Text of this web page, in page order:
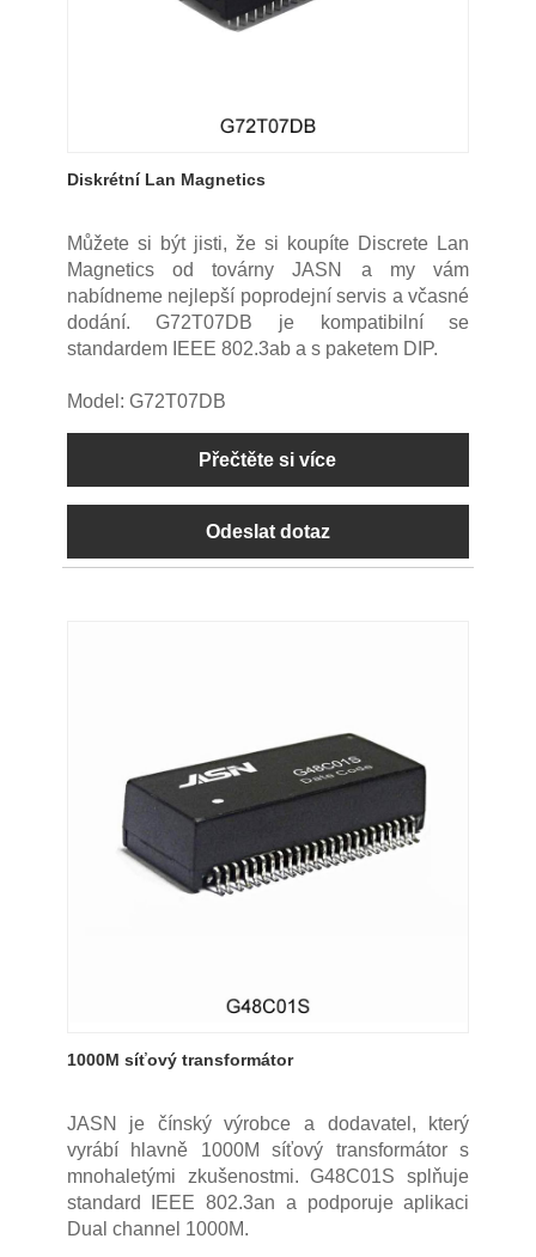
Diskrétní Lan Magnetics
Můžete si být jisti, že si koupíte Discrete Lan
Magnetics od továrny JASN a my vám
nabídneme nejlepší poprodejní servis a včasné
dodání. G72T07DB je kompatibilní se
standardem IEEE 802.3ab a s paketem DIP.
Model: G72T07DB
Přečtěte si více
Odeslat dotaz
1000M síťový transformátor
JASN je čínský výrobce a dodavatel, který
vyrábí hlavně 1000M síťový transformátor s
mnohaletými zkušenostmi. G48C01S splňuje
standard IEEE 802.3an a podporuje aplikaci
Dual channel 1000M.